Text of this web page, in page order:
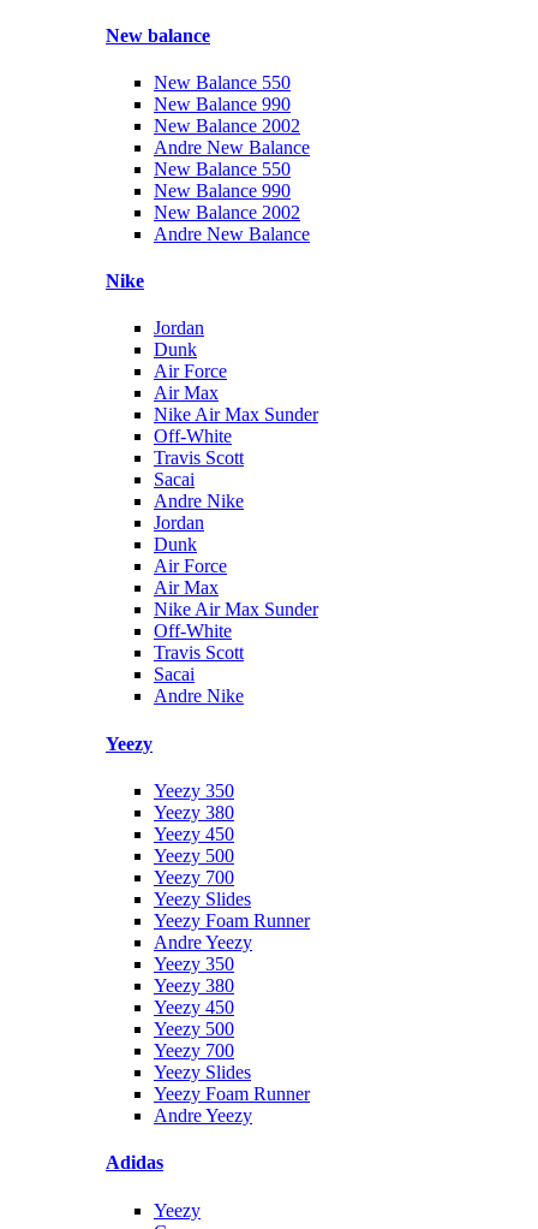
New balance
New Balance 550
New Balance 990
New Balance 2002
Andre New Balance
New Balance 550
New Balance 990
New Balance 2002
Andre New Balance
Nike
Jordan
Dunk
Air Force
Air Max
Nike Air Max Sunder
Off-White
Travis Scott
Sacai
Andre Nike
Jordan
Dunk
Air Force
Air Max
Nike Air Max Sunder
Off-White
Travis Scott
Sacai
Andre Nike
Yeezy
Yeezy 350
Yeezy 380
Yeezy 450
Yeezy 500
Yeezy 700
Yeezy Slides
Yeezy Foam Runner
Andre Yeezy
Yeezy 350
Yeezy 380
Yeezy 450
Yeezy 500
Yeezy 700
Yeezy Slides
Yeezy Foam Runner
Andre Yeezy
Adidas
Yeezy